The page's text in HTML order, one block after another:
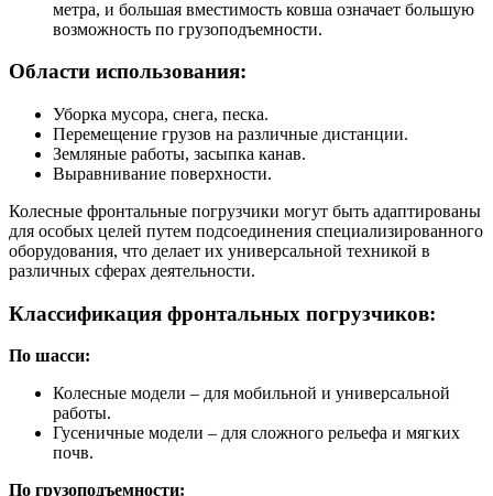
метра, и большая вместимость ковша означает большую
возможность по грузоподъемности.
Области использования:
Уборка мусора, снега, песка.
Перемещение грузов на различные дистанции.
Земляные работы, засыпка канав.
Выравнивание поверхности.
Колесные фронтальные погрузчики могут быть адаптированы
для особых целей путем подсоединения специализированного
оборудования, что делает их универсальной техникой в
различных сферах деятельности.
Классификация фронтальных погрузчиков:
По шасси:
Колесные модели – для мобильной и универсальной
работы.
Гусеничные модели – для сложного рельефа и мягких
почв.
По грузоподъемности: